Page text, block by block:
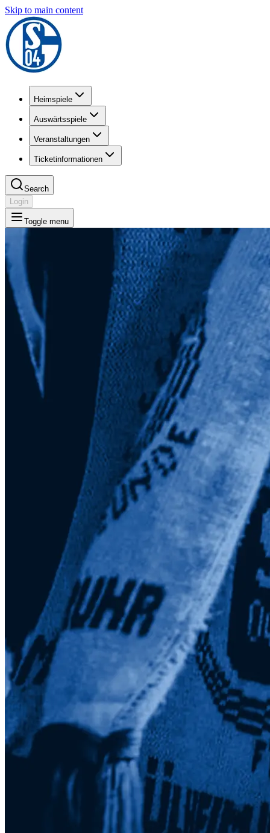
Skip to main content
Heimspiele
Auswärtsspiele
Veranstaltungen
Ticketinformationen
Search
Login
Toggle menu